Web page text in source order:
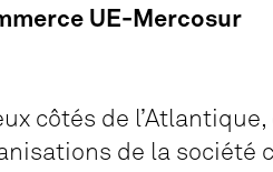
UE-Mercosur
côtés de
de la société